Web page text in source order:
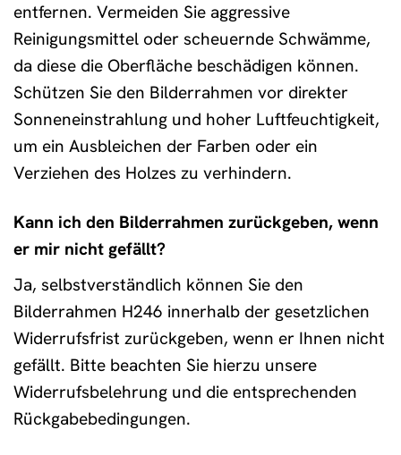
entfernen. Vermeiden Sie aggressive
Reinigungsmittel oder scheuernde Schwämme,
da diese die Oberfläche beschädigen können.
Schützen Sie den Bilderrahmen vor direkter
Sonneneinstrahlung und hoher Luftfeuchtigkeit,
um ein Ausbleichen der Farben oder ein
Verziehen des Holzes zu verhindern.
Kann ich den Bilderrahmen zurückgeben, wenn
er mir nicht gefällt?
Ja, selbstverständlich können Sie den
Bilderrahmen H246 innerhalb der gesetzlichen
Widerrufsfrist zurückgeben, wenn er Ihnen nicht
gefällt. Bitte beachten Sie hierzu unsere
Widerrufsbelehrung und die entsprechenden
Rückgabebedingungen.